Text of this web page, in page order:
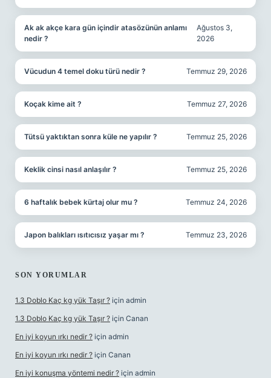
Ak ak akçe kara gün içindir atasözünün anlamı
nedir ?
Ağustos 3,
2026
Vücudun 4 temel doku türü nedir ? Temmuz 29, 2026
Koçak kime ait ? Temmuz 27, 2026
Tütsü yaktıktan sonra küle ne yapılır ? Temmuz 25, 2026
Keklik cinsi nasıl anlaşılır ? Temmuz 25, 2026
6 haftalık bebek kürtaj olur mu ? Temmuz 24, 2026
Japon balıkları ısıtıcısız yaşar mı ? Temmuz 23, 2026
SON YORUMLAR
1.3 Doblo Kaç kg yük Taşır ? için admin
1.3 Doblo Kaç kg yük Taşır ? için Canan
En iyi koyun ırkı nedir ? için admin
En iyi koyun ırkı nedir ? için Canan
En iyi konuşma yöntemi nedir ? için admin